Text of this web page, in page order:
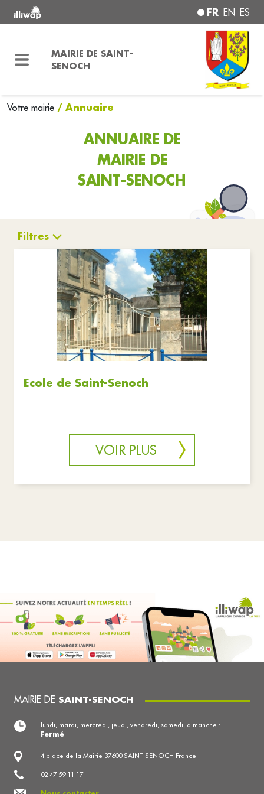
FR EN ES
MAIRIE DE SAINT-
SENOCH
Votre mairie / Annuaire
ANNUAIRE DE
MAIRIE DE
SAINT-SENOCH
Filtres
Réinitialiser les filtres
Ecole de Saint-Senoch
VOIR PLUS
MAIRIE DE SAINT-SENOCH
4 place de la Mairie 37600 SAINT-SENOCH France
02 47 59 11 17
lundi, mardi, mercredi, jeudi, vendredi, samedi, dimanche :
Fermé